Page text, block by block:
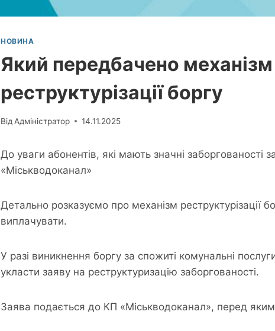
НОВИНА
Який передбачено механізм
реструктурізації боргу
Від Адміністратор 14.11.2025
До уваги абонентів, які мають значні заборгованості
«Міськводоканал»
Детально розказуємо про механізм реструктурізації
виплачувати.
У разі виникнення боргу за спожиті комунальні
укласти заяву на реструктуризацію заборгованості.
Заява подається до КП «Міськводоканал», перед яким